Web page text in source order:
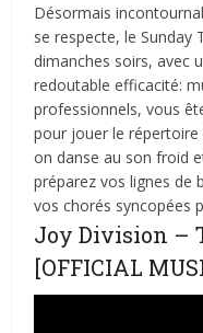
Désormais
se respecte, le Sunday
dimanches soirs, avec
redoutable efficacité:
professionnels, vous
pour jouer le répertoire
on danse au son froid
préparez vos lignes de
vos chorés syncopées
Joy Division –
[OFFICIAL